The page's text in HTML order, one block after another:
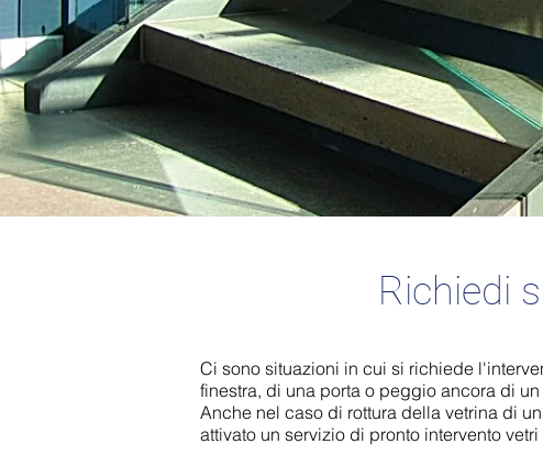
Richiedi
Ci sono situazioni in cui si richiede
finestra, di una porta o peggio ancora di
Anche nel caso di rottura della vetrina di
attivato un servizio di pronto intervento